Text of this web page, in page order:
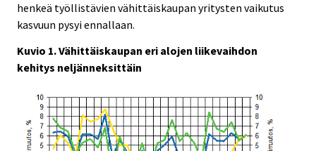
henkeä työllistävien vähittäiskaupan yritysten vaikutus
kasvuun pysyi ennallaan.
Kuvio 1. Vähittäiskaupan eri alojen liikevaihdon
kehitys neljänneksittäin